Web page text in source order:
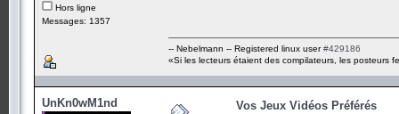
Hors ligne
Messages: 1357
-- Nebelmann -- Registered linux user#429186
«Si les lecteurs étaient des compilateurs, les posteurs
UnKn0wM1nd Vos Jeux Vidéos Préférés